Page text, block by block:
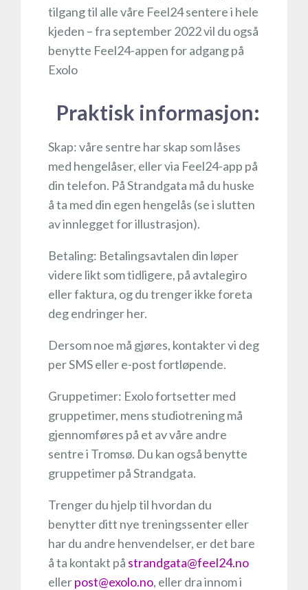
tilgang til alle våre Feel24 sentere i hele
kjeden – fra september 2022 vil du også
benytte Feel24-appen for adgang på
Exolo
Praktisk informasjon:
Skap: våre sentre har skap som låses
med hengelåser, eller via Feel24-app på
din telefon. På Strandgata må du huske
å ta med din egen hengelås (se i slutten
av innlegget for illustrasjon).
Betaling: Betalingsavtalen din løper
videre likt som tidligere, på avtalegiro
eller faktura, og du trenger ikke foreta
deg endringer her.
Dersom noe må gjøres, kontakter vi deg
per SMS eller e-post fortløpende.
Gruppetimer: Exolo fortsetter med
gruppetimer, mens studiotrening må
gjennomføres på et av våre andre
sentre i Tromsø. Du kan også benytte
gruppetimer på Strandgata.
Trenger du hjelp til hvordan du
benytter ditt nye treningssenter eller
har du andre henvendelser, er det bare
å ta kontakt på strandgata@feel24.no
ellerpost@exolo.no, eller dra innom i